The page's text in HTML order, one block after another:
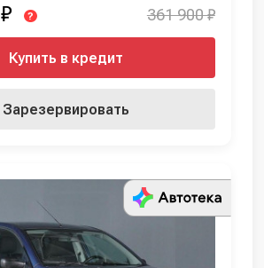
₽ ? 361 900 ₽
Купить в кредит
Зарезервировать